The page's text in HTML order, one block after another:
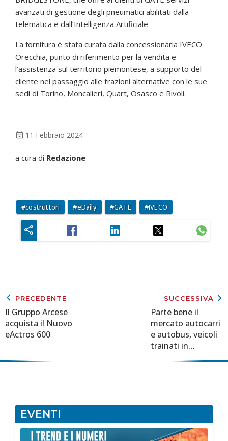
avanzati di gestione degli pneumatici abilitati dalla
telematica e dall’Intelligenza Artificiale.
La fornitura è stata curata dalla concessionaria IVECO
Orecchia, punto di riferimento per la vendita e
l’assistenza sul territorio piemontese, a supporto del
cliente nel passaggio alle trazioni alternative con le sue
sedi di Torino, Moncalieri, Quart, Osasco e Rivoli.
calendar_month 11 Febbraio 2024
a cura di Redazione
costruttori eDaily GATE IVECO
keyboard_arrow_left PRECEDENTE
Il Gruppo Arcese
acquista il Nuovo
eActros 600
SUCCESSIVA keyboard_arrow_right
Parte bene il
mercato autocarri
e autobus, veicoli
trainati in
EVENTI